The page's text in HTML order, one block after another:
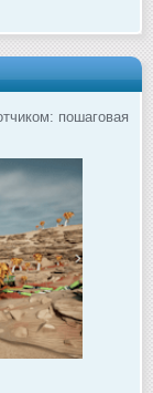
пошаговая